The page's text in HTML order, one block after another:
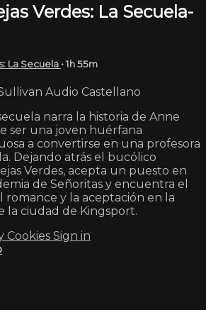
Verdes: La Secuela-
La Secuela • 1h 55m
Audio Castellano
narra la historia de Anne
ser una joven huérfana
a convertirse en una profesora
Dejando atrás el bucólico
Verdes, acepta un puesto en
de Señoritas y encuentra el
romance y la aceptación en la
la ciudad de Kingsport.
Cookies Sign in